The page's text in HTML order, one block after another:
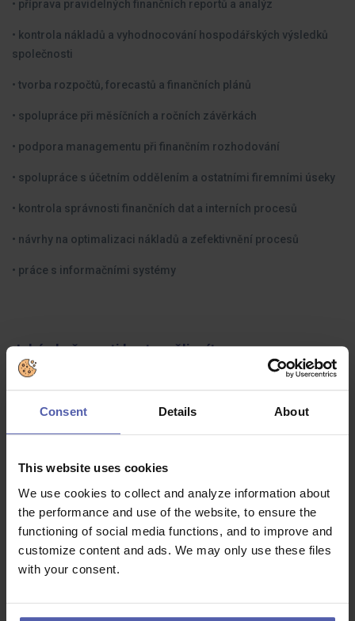
Consent Details About
This website uses cookies
We use cookies to collect and analyze information about
the performance and use of the website, to ensure the
functioning of social media functions, and to improve and
customize content and ads. We may only use these files
with your consent.
• příprava pravidelných finančních reportů a analýz
• kontrola nákladů a vyhodnocování hospodářských výsledků
společnosti
• tvorba rozpočtů, forecastů a finančních plánů
• spolupráce při měsíčních a ročních závěrkách
• podpora managementu při finančním rozhodování
• spolupráce s účetním oddělením a ostatními firemními úseky
• kontrola správnosti finančních dat a interních procesů
• návrhy na optimalizaci nákladů a zefektivnění procesů
• práce s informačními systémy
Jaké zkušenosti byste měli mít:
• několikaletá praxe v controllingu podmínkou
• dobrá znalost MS Excel
• dobrá znalost anglického jazyka